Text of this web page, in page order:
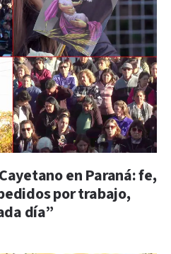
en Paraná: fe,
por trabajo,
día”